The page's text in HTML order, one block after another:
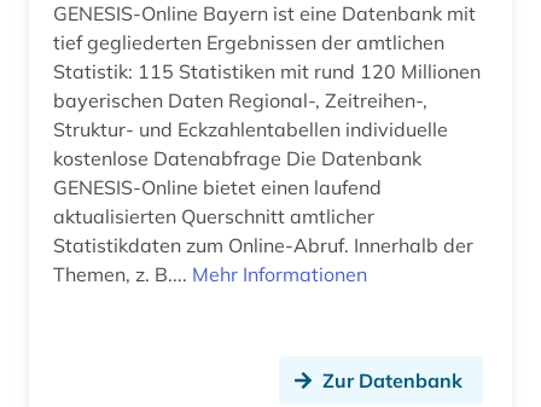
GENESIS-Online Bayern ist eine Datenbank mit
tief gegliederten Ergebnissen der amtlichen
Statistik: 115 Statistiken mit rund 120 Millionen
bayerischen Daten Regional-, Zeitreihen-,
Struktur- und Eckzahlentabellen individuelle
kostenlose Datenabfrage Die Datenbank
GENESIS-Online bietet einen laufend
aktualisierten Querschnitt amtlicher
Statistikdaten zum Online-Abruf. Innerhalb der
Themen, z. B.... Mehr Informationen
Zur Datenbank